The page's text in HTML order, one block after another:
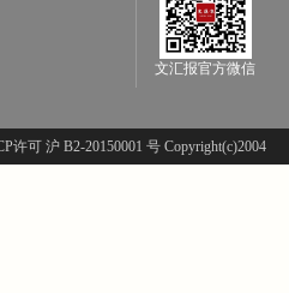
文汇报官方微信
许可 沪 B2-20150001 号 Copyright(c)2004